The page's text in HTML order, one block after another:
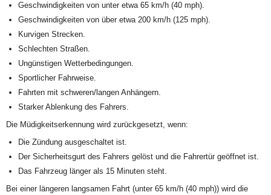
Geschwindigkeiten von unter etwa 65 km/h (40 mph).
Geschwindigkeiten von über etwa 200 km/h (125 mph).
Kurvigen Strecken.
Schlechten Straßen.
Ungünstigen Wetterbedingungen.
Sportlicher Fahrweise.
Fahrten mit schweren/langen Anhängern.
Starker Ablenkung des Fahrers.
Die Müdigkeitserkennung wird zurückgesetzt, wenn:
Die Zündung ausgeschaltet ist.
Der Sicherheitsgurt des Fahrers gelöst und die Fahrertür geöffnet ist.
Das Fahrzeug länger als 15 Minuten steht.
Bei einer längeren langsamen Fahrt (unter 65 km/h (40 mph)) wird die